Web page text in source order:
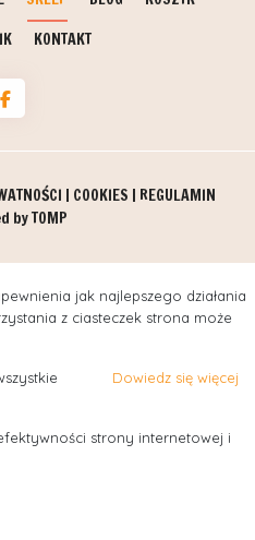
KONTAKT
| COOKIES | REGULAMIN
byTOMP
jak najlepszego działania
z ciasteczek strona może
Dowiedz się więcej
strony internetowej i